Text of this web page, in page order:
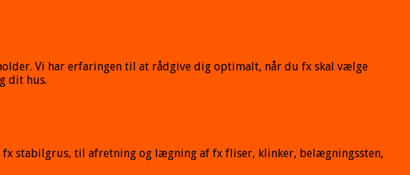
Vi har erfaringen til at rådgive dig optimalt, når du fx skal vælge
dit hus.
fx stabilgrus, til afretning og lægning af fx fliser, klinker, belægningssten,